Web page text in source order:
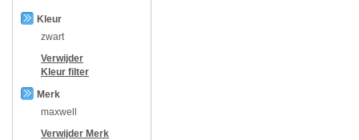
Kleur
zwart
Verwijder
Kleur filter
Merk
maxwell
Verwijder Merk